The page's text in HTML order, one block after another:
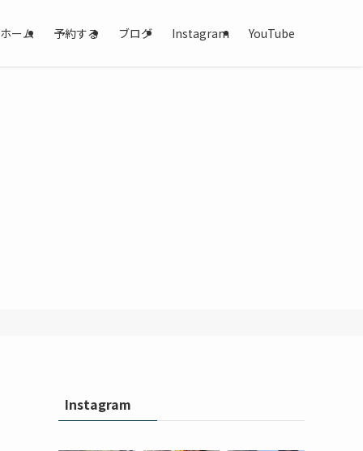
ホーム 予約する ブログ Instagram YouTube
Instagram